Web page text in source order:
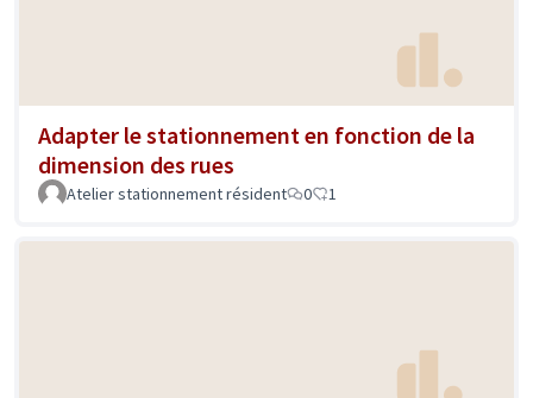
Adapter le stationnement en fonction de la
dimension des rues
Atelier stationnement résident 0 1